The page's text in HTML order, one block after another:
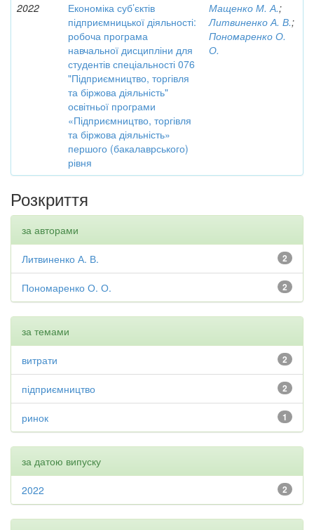
2022
Економіка суб’єктів
підприємницької діяльності:
робоча програма
навчальної дисципліни для
студентів спеціальності 076
"Підприємництво, торгівля
та біржова діяльність"
освітньої програми
«Підприємництво, торгівля
та біржова діяльність»
першого (бакалаврського)
рівня
Мащенко М. А.;
Литвиненко А. В.;
Пономаренко О.
О.
Розкриття
за авторами
2
Литвиненко А. В.
2
Пономаренко О. О.
за темами
2
витрати
2
підприємництво
1
ринок
за датою випуску
2
2022